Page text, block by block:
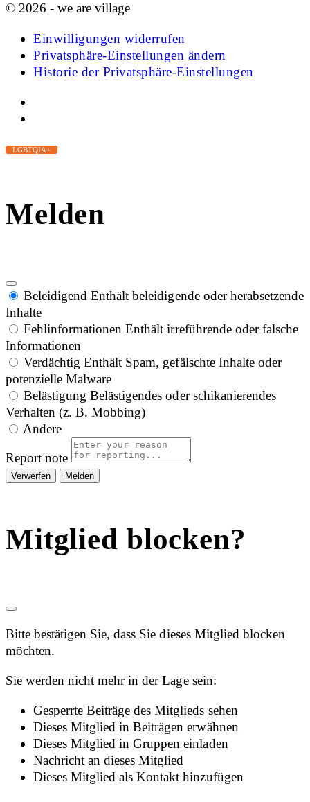
© 2026 - we are village
Einwilligungen widerrufen
Privatsphäre-Einstellungen ändern
Historie der Privatsphäre-Einstellungen
LGBTQIA+
Melden
Beleidigend Enthält beleidigende oder herabsetzende
Inhalte
Fehlinformationen Enthält irreführende oder falsche
Informationen
Verdächtig Enthält Spam, gefälschte Inhalte oder
potenzielle Malware
Belästigung Belästigendes oder schikanierendes
Verhalten (z. B. Mobbing)
Andere
Report note
Melden
Mitglied blocken?
Bitte bestätigen Sie, dass Sie dieses Mitglied blocken
möchten.
Sie werden nicht mehr in der Lage sein:
Gesperrte Beiträge des Mitglieds sehen
Dieses Mitglied in Beiträgen erwähnen
Dieses Mitglied in Gruppen einladen
Nachricht an dieses Mitglied
Dieses Mitglied als Kontakt hinzufügen